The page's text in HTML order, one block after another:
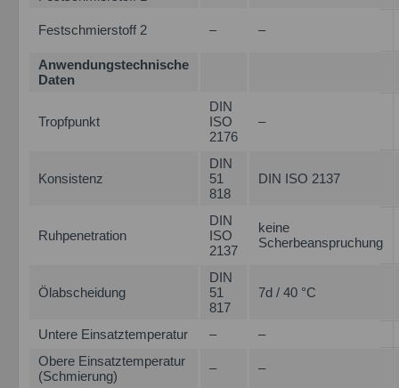
Festschmierstoff 2 – –
Anwendungstechnische
Daten
Tropfpunkt
DIN
ISO
2176
–
Konsistenz
DIN
51
818
DIN ISO 2137
Ruhpenetration
DIN
ISO
2137
keine
Scherbeanspruchung
Ölabscheidung
DIN
51
817
7d / 40 °C
Untere Einsatztemperatur –
–
Obere Einsatztemperatur
(Schmierung)
– –